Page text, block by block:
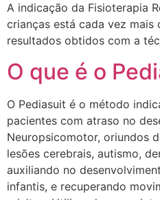
A indicação da Fisioterapia
crianças está cada vez mais
resultados obtidos com a
O que é o
O Pediasuit é o método
pacientes com atraso no
Neuropsicomotor, oriundos
lesões cerebrais, autismo,
auxiliando no
infantis, e recuperando